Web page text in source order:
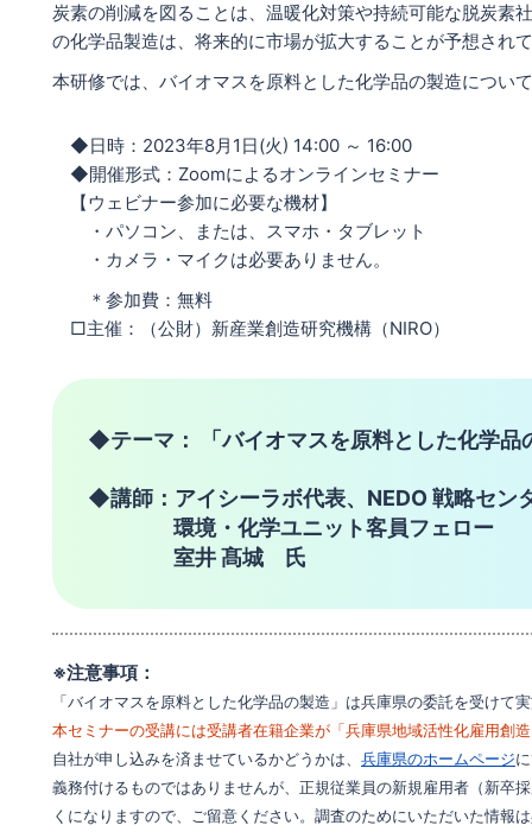
炭素の削減を図ることは、温暖化対策や持続可能な脱炭素
の化学品製造は、将来的に市場が拡大することが予想され
本研修では、バイオマスを原料とした化学品の製造につい
◆日時：2023年8月1日(火) 14:00 ～ 16:00
◆開催形式：Zoomによるオンラインセミナー
【ウェビナー参加に必要な機材】
・パソコン、または、スマホ・タブレット
・カメラ・マイクは必要ありません。
＊参加費：無料
□主催：（公財）新産業創造研究機構（NIRO）
◆テーマ： 「バイオマスを原料とした化学品
◆講師：アイシーラボ代表、NEDO 戦略セン
環境・化学ユニット客員フェロー
室井 髙城 氏
※注意事項：
「バイオマスを原料とした化学品の製造」は兵庫県の委託を受けて
本セミナーの受講には受講者在籍企業が「兵庫県地域活性化雇用創
自社が申し込みを済ませているかどうかは、 兵庫県のホームページ
義務付けるものではありませんが、正規従業員の新規雇用者（新卒
くになりますので、ご留意ください。調査のためにいただいた情報